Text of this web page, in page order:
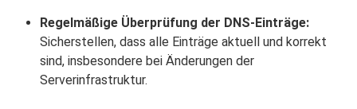
Regelmäßige Überprüfung der DNS-Einträge:
Sicherstellen, dass alle Einträge aktuell und korrekt
sind, insbesondere bei Änderungen der
Serverinfrastruktur.